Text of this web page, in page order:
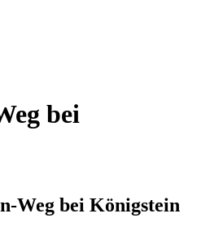
bei
Weg bei Königstein